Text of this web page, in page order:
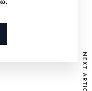
NEXT ARTICLE